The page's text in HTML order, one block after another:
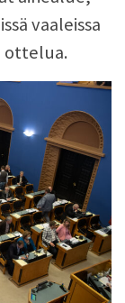
vaaleissa
ottelua.